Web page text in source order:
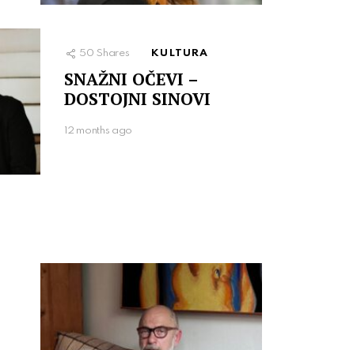
50 Shares KULTURA
SNAŽNI OČEVI –
DOSTOJNI SINOVI
12 months ago